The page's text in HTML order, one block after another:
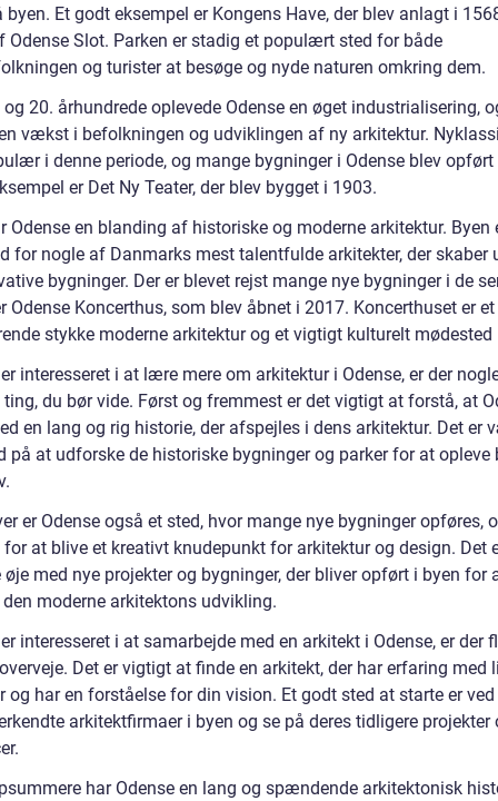
Et godt eksempel er Kongens Have, der blev anlagt i
Odense Slot. Parken er stadig et populært sted for både
og turister at besøge og nyde naturen omkring dem.
og 20. århundrede oplevede Odense en øget industrialisering,
vækst i befolkningen og udviklingen af ny arkitektur.
i denne periode, og mange bygninger i Odense blev opført
er Det Ny Teater, der blev bygget i 1903.
Odense en blanding af historiske og moderne arkitektur. Byen
for nogle af Danmarks mest talentfulde arkitekter, der skaber
bygninger. Der er blevet rejst mange nye bygninger i de
Odense Koncerthus, som blev åbnet i 2017. Koncerthuset er et
stykke moderne arkitektur og et vigtigt kulturelt mødested
interesseret i at lære mere om arkitektur i Odense, er der
ting, du bør vide. Først og fremmest er det vigtigt at forstå, at
en lang og rig historie, der afspejles i dens arkitektur. Det er
på at udforske de historiske bygninger og parker for at opleve
er Odense også et sted, hvor mange nye bygninger opføres,
for at blive et kreativt knudepunkt for arkitektur og design. Det
øje med nye projekter og bygninger, der bliver opført i byen for
moderne arkitektons udvikling.
interesseret i at samarbejde med en arkitekt i Odense, er der
Det er vigtigt at finde en arkitekt, der har erfaring med
og har en forståelse for din vision. Et godt sted at starte er
arkitektfirmaer i byen og se på deres tidligere projekter
har Odense en lang og spændende arkitektonisk